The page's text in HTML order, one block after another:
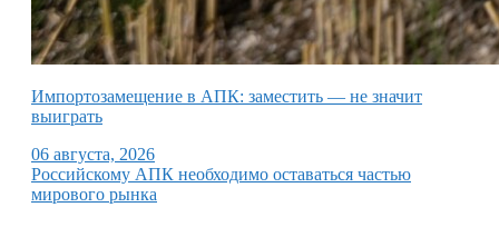
Импортозамещение в АПК: заместить — не значит
выиграть
06 августа, 2026
Российскому АПК необходимо оставаться частью
мирового рынка